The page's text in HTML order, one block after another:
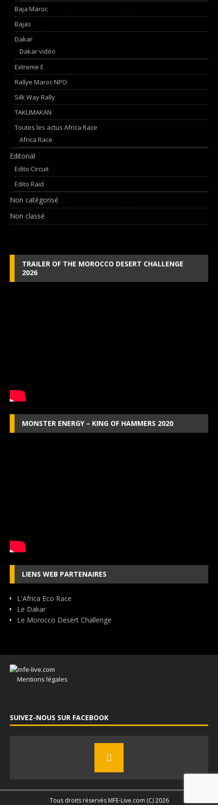
Baja Maroc
Bajas
Dakar
Dakar vidéo
Extreme E
Rallye Maroc NPO
Silk Way Rally
TAKLIMAKAN
Toutes les actus Africa Race
Africa Race
Editorial
Edito Circuit
Edito Raid
Non catégorisé
Non classé
TRAILER OF THE MOROCCO DESERT CHALLENGE
2026
MONSTER ENERGY – KING OF HAMMERS 2020
LIENS WEB PARTENAIRES
L'Africa Eco Race
Le Dakar
Le Morocco Desert Challenge
Mentions légales
SUIVEZ-NOUS SUR FACEBOOK
Tous droits réservés MFE-Live.com (C) 2026